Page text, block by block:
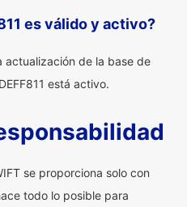
es válido y activo?
actualización de la base de
está activo.
se proporciona solo con
todo lo posible para